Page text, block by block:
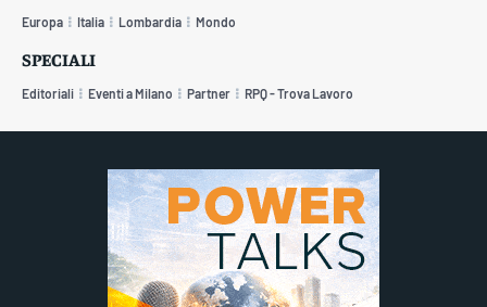
Europa Italia Lombardia Mondo
SPECIALI
Editoriali Eventi a Milano Partner RPQ - Trova Lavoro